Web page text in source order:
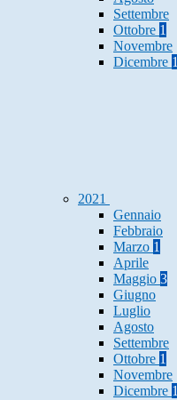
Settembre
Ottobre 1
Novembre
Dicembre 1
2021
Gennaio
Febbraio
Marzo 1
Aprile
Maggio 3
Giugno
Luglio
Agosto
Settembre
Ottobre 1
Novembre
Dicembre 1